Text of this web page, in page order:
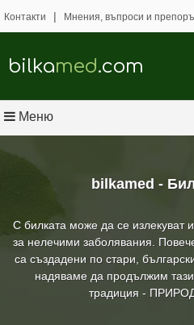
bilkamed -
С билката може да се излекуват
за нелечими заболявания.
са създадени по стари,
надяваме да продължим
традиция -
Контакти | Мнения, въпроси и
bilkamed.com
Меню